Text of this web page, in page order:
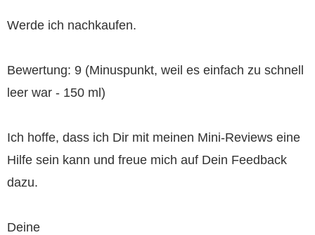
Werde ich nachkaufen.
Bewertung: 9 (Minuspunkt, weil es einfach zu schnell
leer war - 150 ml)
Ich hoffe, dass ich Dir mit meinen Mini-Reviews eine
Hilfe sein kann und freue mich auf Dein Feedback
dazu.
Deine